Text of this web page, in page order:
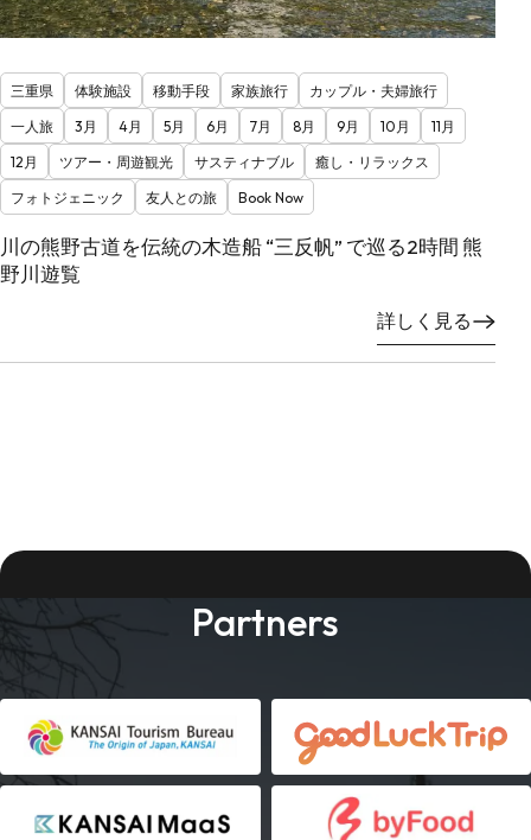
三重県 体験施設 移動手段 家族旅行
カップル・夫婦旅行
一人旅
3月 4月 5月 6月 7月 8月 9月 10月
11月
12月
ツアー・周遊観光 サスティナブル
癒し・リラックス
フォトジェニック
友人との旅 Book Now
川の熊野古道を伝統の木造船 “三反帆” で巡る2時間 熊
野川遊覧
詳しく見る
Partners